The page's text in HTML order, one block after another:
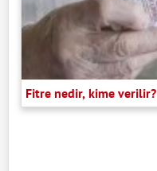
Fitre nedir, kime